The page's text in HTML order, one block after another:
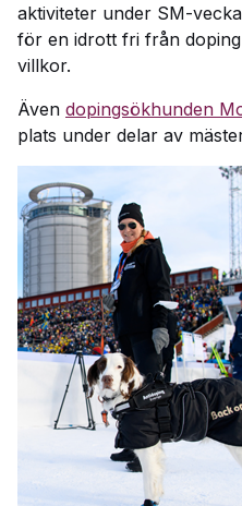
aktiviteter under SM-
för en idrott fri från
villkor.
Även dopingsökhunden
plats under delar av